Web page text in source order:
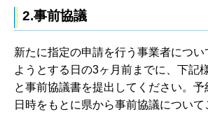
2.事前協議
新たに指定の申請を行う事業者につ
ようとする日の3ヶ月前までに、下記
と事前協議書を提出してください。
日時をもとに県から事前協議について